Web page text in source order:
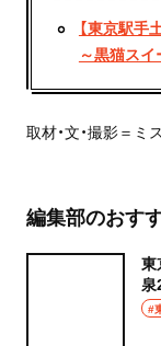
【東京駅手
～黒猫ス
取材・文・撮影＝ミ
編集部のおす
東
泉
癒
#